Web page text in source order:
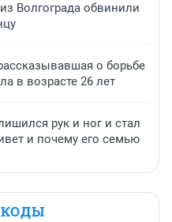
Волгограда обвинили
о борьбе
в возрасте 26 лет
рук и ног и стал
и почему его семью